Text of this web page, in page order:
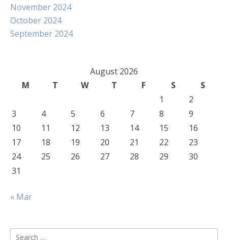
November 2024
October 2024
September 2024
August 2026
M
T W T F S
S
1
2
3
4 5 6 7 8
9
10
11 12 13 14 15
16
17
18 19 20 21 22
23
24
25 26 27 28 29
30
31
« Mar
Search